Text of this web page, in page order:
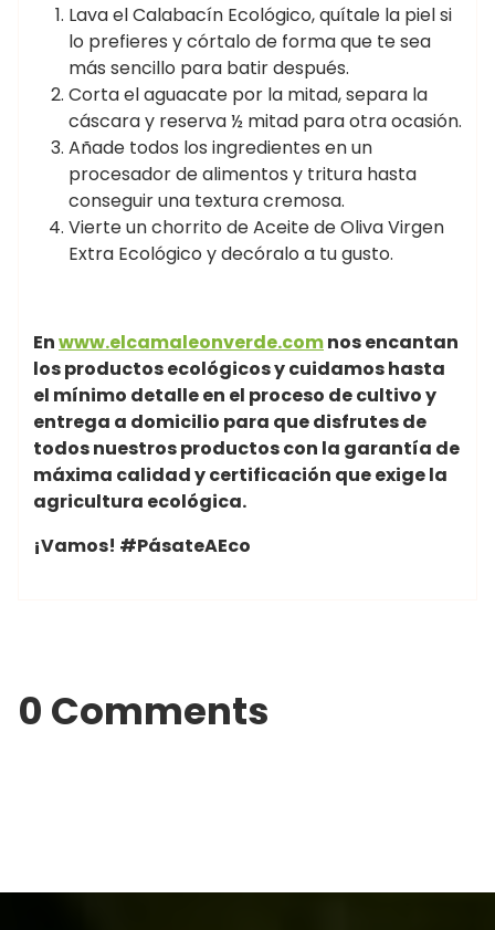
Lava el Calabacín Ecológico, quítale la piel si
lo prefieres y córtalo de forma que te sea
más sencillo para batir después.
Corta el aguacate por la mitad, separa la
cáscara y reserva ½ mitad para otra ocasión.
Añade todos los ingredientes en un
procesador de alimentos y tritura hasta
conseguir una textura cremosa.
Vierte un chorrito de Aceite de Oliva Virgen
Extra Ecológico y decóralo a tu gusto.
Enwww.elcamaleonverde.comnos encantan
los productos ecológicos y cuidamos hasta
el mínimo detalle en el proceso de cultivo y
entrega a domicilio para que disfrutes de
todos nuestros productos con la garantía de
máxima calidad y certificación que exige la
agricultura ecológica.
¡Vamos! #PásateAEco
0 Comments